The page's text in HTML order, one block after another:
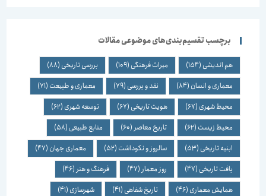
برچسب تقسیم‌بندی‌های موضوعی مقالات
هم اندیشی(154) میراث فرهنگی(109) بررسی تاریخی(88)
معماری و انسان(84) نقد و بررسی(79) معماری و طبیعت(71)
محیط شهری(67) هویت تاریخی(67) توسعه شهری(62)
محیط زیست(62) تاریخ معاصر(60) منابع طبیعی(58)
ابنیه تاریخی(53) سالروز و نکوداشت(52) معماری جهان(47)
بافت تاریخی(47) روز معمار(47) فرهنگ و هنر(46)
همایش معماری(46) تاریخ شفاهی(41) شهرسازی(41)